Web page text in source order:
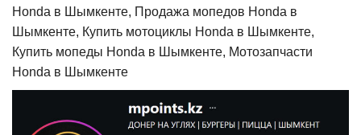
Honda в Шымкенте, Продажа мопедов Honda в
Шымкенте, Купить мотоциклы Honda в Шымкенте,
Купить мопеды Honda в Шымкенте, Мотозапчасти
Honda в Шымкенте